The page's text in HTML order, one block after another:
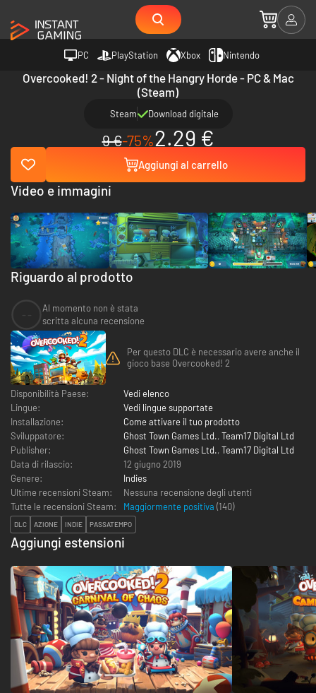
PC PlayStation Xbox Nintendo
Overcooked! 2 - Night of the Hangry Horde - PC & Mac
(Steam)
Steam Download digitale
9 €-75%2.29 €
Aggiungi al carrello
Riguardo al prodotto
Al momento non è stata
scritta alcuna recensione
Per questo DLC è necessario avere anche il
gioco base Overcooked! 2
Disponibilità Paese:
Vedi elenco
Lingue:
Vedi lingue supportate
Installazione:
Come attivare il tuo prodotto
Sviluppatore:
Ghost Town Games Ltd., Team17 Digital Ltd
Publisher:
Ghost Town Games Ltd., Team17 Digital Ltd
Data di rilascio:
12 giugno 2019
Genere:
Indies
Ultime recensioni Steam:
Nessuna recensione degli utenti
Tutte le recensioni Steam:
Maggiormente positiva (140)
DLC AZIONE INDIE PASSATEMPO
Aggiungi estensioni
Video e immagini